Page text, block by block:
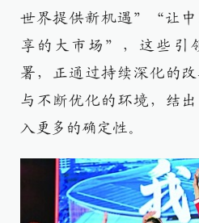
世界提供新机遇”“让中
享的大市场”，这些引
署，正通过持续深化的
与不断优化的环境，结
入更多的确定性。